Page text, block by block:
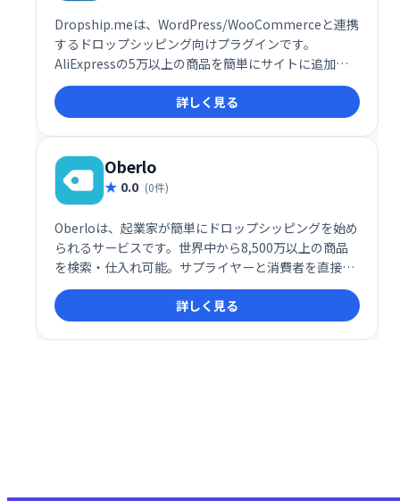
Dropship.meは、WordPress/WooCommerceと連携
するドロップシッピング向けプラグインです。
AliExpressの5万以上の商品を簡単にサイトに追加
し、販売開始できます。Oberloに代わる人気の選択肢
として、手間なくドロップシッピングビジネスを始め
られます。
詳しく見る
Oberlo
0.0 (0件)
Oberloは、起業家が簡単にドロップシッピングを始め
られるサービスです。世界中から8,500万以上の商品
を検索・仕入れ可能。サプライヤーと消費者を直接繋
ぎ、在庫管理の手間なく、オンライン販売をスタート
できます。参入障壁が低く、手軽にビジネスを始めた
い方におすすめです。
詳しく見る